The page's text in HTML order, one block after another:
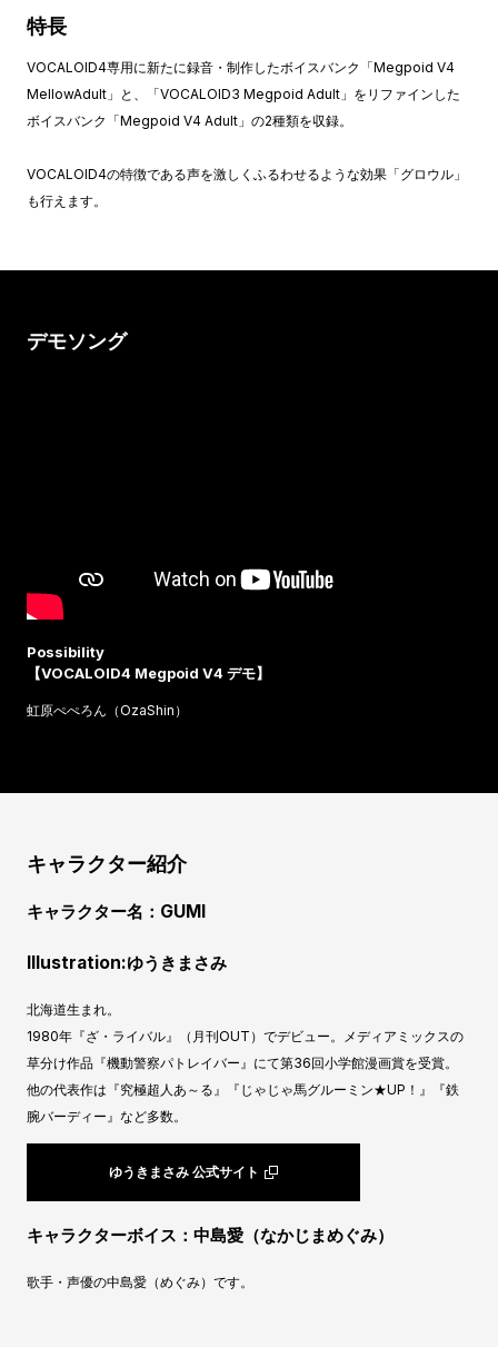
特長
VOCALOID4専用に新たに録音・制作したボイスバンク「Megpoid V4
MellowAdult」と、「VOCALOID3 Megpoid Adult」をリファインした
ボイスバンク「Megpoid V4 Adult」の2種類を収録。
VOCALOID4の特徴である声を激しくふるわせるような効果「グロウル」
も行えます。
デモソング
Possibility
【VOCALOID4 Megpoid V4 デモ】
虹原ぺぺろん（OzaShin）
キャラクター紹介
キャラクター名：GUMI
Illustration:ゆうきまさみ
北海道生まれ。
1980年『ざ・ライバル』（月刊OUT）でデビュー。メディアミックスの
草分け作品『機動警察パトレイバー』にて第36回小学館漫画賞を受賞。
他の代表作は『究極超人あ～る』『じゃじゃ馬グルーミン★UP！』『鉄
腕バーディー』など多数。
ゆうきまさみ 公式サイト
キャラクターボイス：中島愛（なかじまめぐみ）
歌手・声優の中島愛（めぐみ）です。